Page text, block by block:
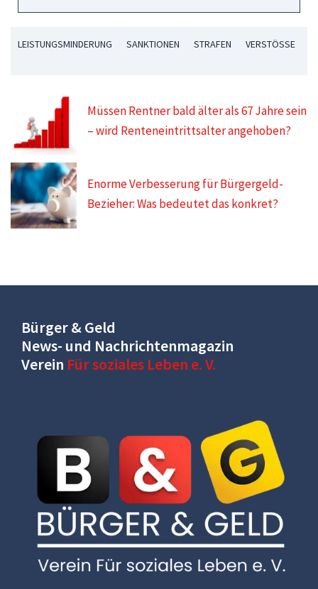
LEISTUNGSMINDERUNG SANKTIONEN STRAFEN VERSTÖSSE
Müssen Rentner bald älter als 67 Jahre sein
– wird Renteneintrittsalter angehoben?
Enorme Verbesserung für Bürgergeld-
Bezieher: Was bedeutet das konkret?
Bürger & Geld
News- und Nachrichtenmagazin
Verein Für soziales Leben e. V.